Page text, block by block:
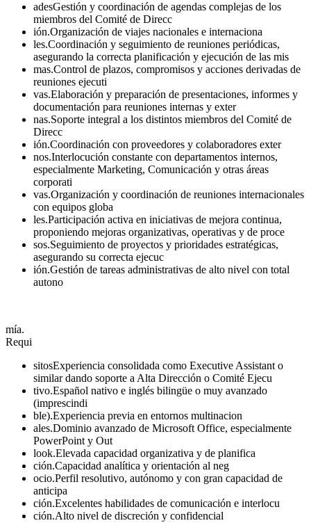
adesGestión y coordinación de agendas complejas de los
miembros del Comité de Direcc
ión.Organización de viajes nacionales e internaciona
les.Coordinación y seguimiento de reuniones periódicas,
asegurando la correcta planificación y ejecución de las mis
mas.Control de plazos, compromisos y acciones derivadas de
reuniones ejecuti
vas.Elaboración y preparación de presentaciones, informes y
documentación para reuniones internas y exter
nas.Soporte integral a los distintos miembros del Comité de
Direcc
ión.Coordinación con proveedores y colaboradores exter
nos.Interlocución constante con departamentos internos,
especialmente Marketing, Comunicación y otras áreas
corporati
vas.Organización y coordinación de reuniones internacionales
con equipos globa
les.Participación activa en iniciativas de mejora continua,
proponiendo mejoras organizativas, operativas y de proce
sos.Seguimiento de proyectos y prioridades estratégicas,
asegurando su correcta ejecuc
ión.Gestión de tareas administrativas de alto nivel con total
autono
mía.
Requi
sitosExperiencia consolidada como Executive Assistant o
similar dando soporte a Alta Dirección o Comité Ejecu
tivo.Español nativo e inglés bilingüe o muy avanzado
(imprescindi
ble).Experiencia previa en entornos multinacion
ales.Dominio avanzado de Microsoft Office, especialmente
PowerPoint y Out
look.Elevada capacidad organizativa y de planifica
ción.Capacidad analítica y orientación al neg
ocio.Perfil resolutivo, autónomo y con gran capacidad de
anticipa
ción.Excelentes habilidades de comunicación e interlocu
ción.Alto nivel de discreción y confidencial